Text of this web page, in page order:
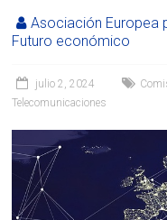
Asociación Europea
Futuro económico
julio 2, 2024
Telecomunicaciones